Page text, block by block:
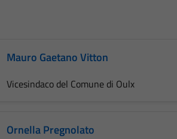
Mauro Gaetano Vitton
Vicesindaco del Comune di Oulx
Ornella Pregnolato